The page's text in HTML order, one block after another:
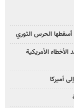
أسقطها الحرس الثوري
الأمريكية
أميركا